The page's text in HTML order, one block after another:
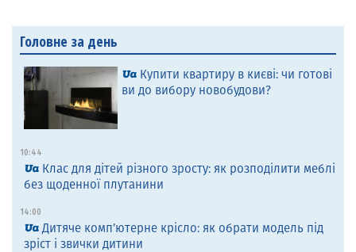
Головне за день
Купити квартиру в києві: чи готові
ви до вибору новобудови?
10:44
Клас для дітей різного зросту: як розподілити меблі
без щоденної плутанини
14:00
Дитяче комп’ютерне крісло: як обрати модель під
зріст і звички дитини